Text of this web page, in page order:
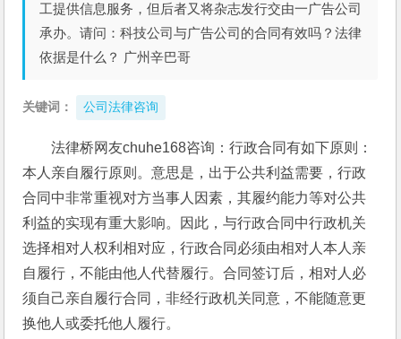
工提供信息服务，但后者又将杂志发行交由一广告公司
承办。请问：科技公司与广告公司的合同有效吗？法律
依据是什么？ 广州辛巴哥
关键词： 公司法律咨询
法律桥网友chuhe168咨询：行政合同有如下原则：
本人亲自履行原则。意思是，出于公共利益需要，行政
合同中非常重视对方当事人因素，其履约能力等对公共
利益的实现有重大影响。因此，与行政合同中行政机关
选择相对人权利相对应，行政合同必须由相对人本人亲
自履行，不能由他人代替履行。合同签订后，相对人必
须自己亲自履行合同，非经行政机关同意，不能随意更
换他人或委托他人履行。